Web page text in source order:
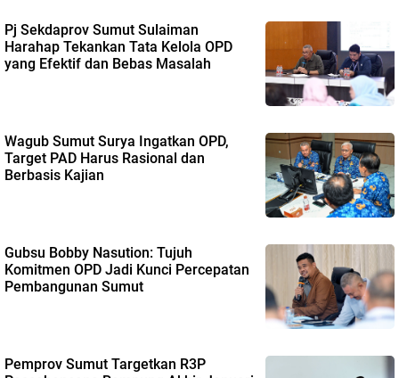
Pj Sekdaprov Sumut Sulaiman
Harahap Tekankan Tata Kelola OPD
yang Efektif dan Bebas Masalah
Wagub Sumut Surya Ingatkan OPD,
Target PAD Harus Rasional dan
Berbasis Kajian
Gubsu Bobby Nasution: Tujuh
Komitmen OPD Jadi Kunci Percepatan
Pembangunan Sumut
Pemprov Sumut Targetkan R3P